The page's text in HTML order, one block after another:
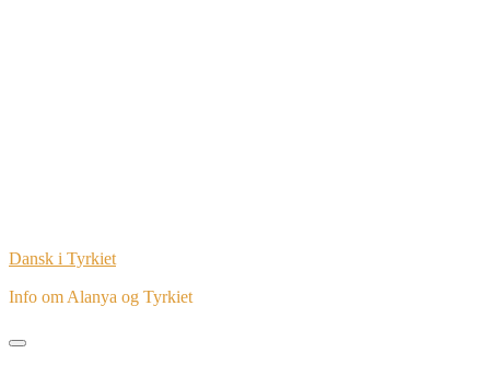
Dansk i Tyrkiet
Info om Alanya og Tyrkiet